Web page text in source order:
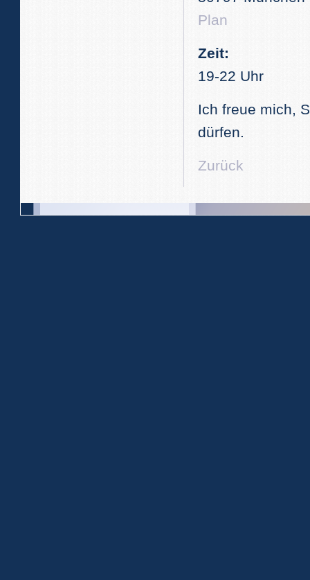
Plan
Zeit:
19-22 Uhr
Ich freue mich,
dürfen.
Zurück